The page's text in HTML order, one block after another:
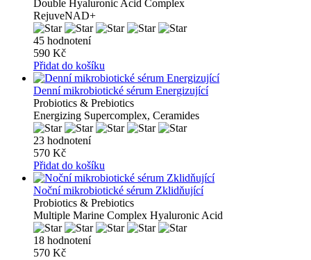
Double Hyaluronic Acid Complex
RejuveNAD+
45 hodnotení
590 Kč
Přidat do košíku
Denní mikrobiotické sérum Energizující
Probiotics & Prebiotics
Energizing Supercomplex, Ceramides
23 hodnotení
570 Kč
Přidat do košíku
Noční mikrobiotické sérum Zklidňující
Probiotics & Prebiotics
Multiple Marine Complex Hyaluronic Acid
18 hodnotení
570 Kč